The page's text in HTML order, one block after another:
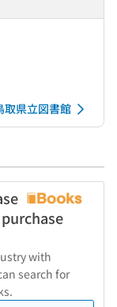
取県立図書館
with
search for